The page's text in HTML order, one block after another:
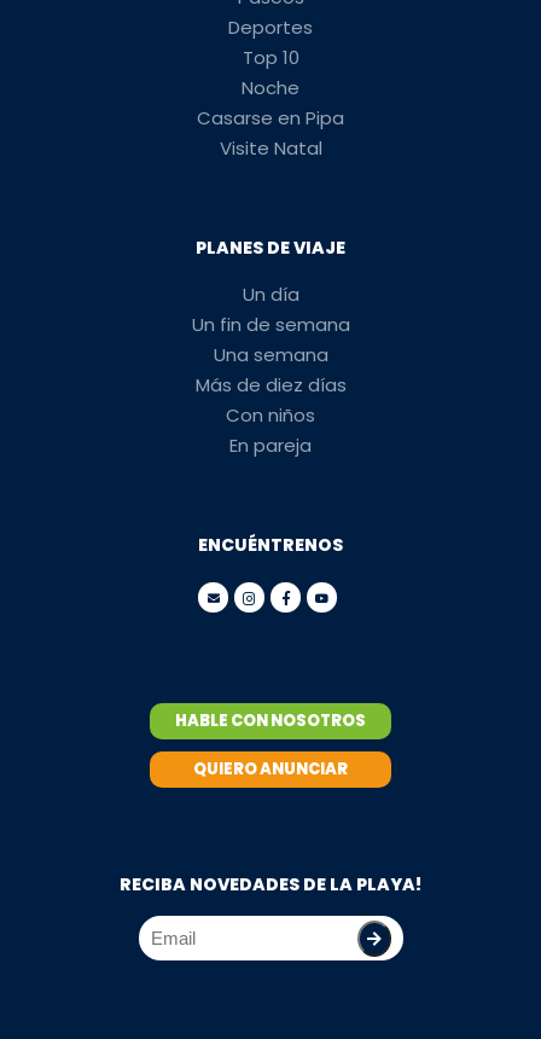
Deportes
Top 10
Noche
Casarse en Pipa
Visite Natal
PLANES DE VIAJE
Un día
Un fin de semana
Una semana
Más de diez días
Con niños
En pareja
ENCUÉNTRENOS
HABLE CON NOSOTROS
QUIERO ANUNCIAR
RECIBA NOVEDADES DE LA PLAYA!